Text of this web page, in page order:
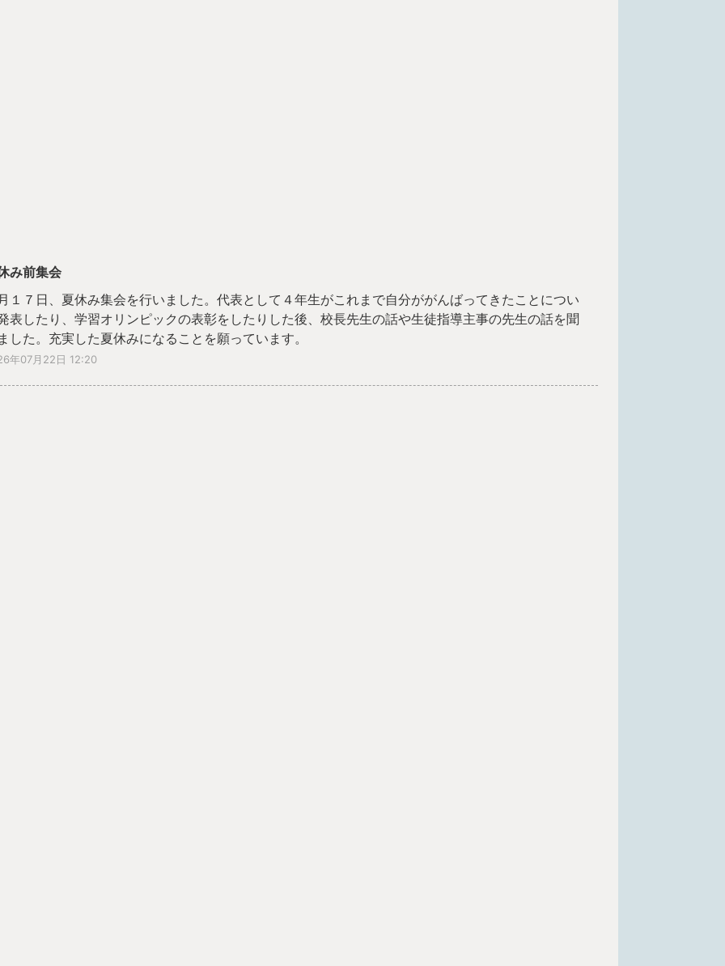
み前集会
１７日、夏休み集会を行いました。代表として４年生がこれまで自分ががんばってきたことについ
表したり、学習オリンピックの表彰をしたりした後、校長先生の話や生徒指導主事の先生の話を聞
した。充実した夏休みになることを願っています。
年07月22日 12:20